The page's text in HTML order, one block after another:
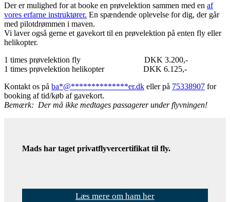
Der er mulighed for at booke en prøvelektion sammen med en af
vores erfarne instruktører. En spændende oplevelse for dig, der går
med pilotdrømmen i maven.
Vi laver også gerne et gavekort til en prøvelektion på enten fly eller
helikopter.
1 times prøvelektion fly DKK 3.200,-
1 times prøvelektion helikopter DKK 6.125,-
Kontakt os på ba*@**************er.dk eller på 75338907 for
booking af tid/køb af gavekort.
Bemærk: Der må ikke medtages passagerer under flyvningen!
Mads har taget privatflyvercertifikat til fly.
Læs mere om ham her